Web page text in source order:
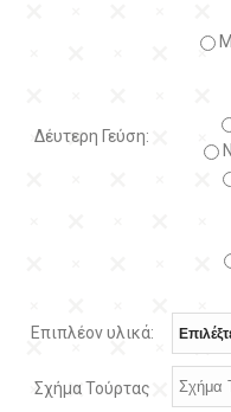
Δέυτερη Γεύση:
Επιπλέον υλικά:
Σχήμα Τούρτας